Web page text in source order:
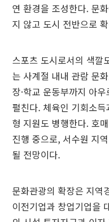
연 환경을 조성한다. 문
지 않고 도시 전반으로
스포츠 도시로서의 색깔
는 사계절 내내 관람 문
장·학교 운동부까지 아
펼친다. 체육인 기회소
형 지원도 병행한다. 호
진행 중으로, 서수원 지
될 전망이다.
문화관광의 확장은 지역
이전기업과 창업기업을